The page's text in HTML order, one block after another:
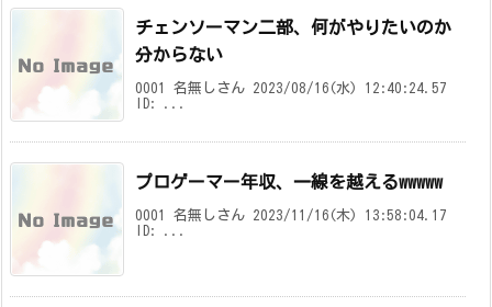
チェンソーマン二部、何がやりたいのか
分からない
0001 名無しさん 2023/08/16(水) 12:40:24.57
ID: ...
プロゲーマー年収、一線を越えるwwwww
0001 名無しさん 2023/11/16(木) 13:58:04.17
ID: ...